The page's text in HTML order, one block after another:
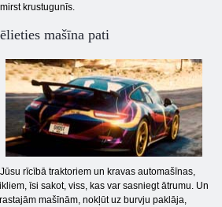
krustugunīs.
mašīna pati
rīcībā traktoriem un kravas automašīnas,
īsi sakot, viss, kas var sasniegt ātrumu. Un
mašīnām, nokļūt uz burvju paklāja,